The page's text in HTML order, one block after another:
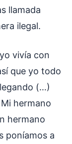
llamada
ilegal.
vivía con
que yo todo
(…)
hermano
hermano
poníamos a